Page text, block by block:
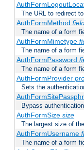
The URL to redirect
AuthFormMethod
The name of a form
AuthFormMimetype
The name of a form
AuthFormPassword
The name of a form
AuthFormProvider
Sets the
Bypass
AuthFormSize size
The largest size of
AuthFormUsername
The name of a form